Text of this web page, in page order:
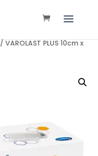
/ VAROLAST PLUS 10cm x